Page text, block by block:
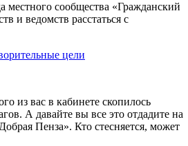
местного сообщества «Гражданский
и ведомств расстаться с
из вас в кабинете скопилось
А давайте вы все это отдадите на
Пенза». Кто стесняется, может